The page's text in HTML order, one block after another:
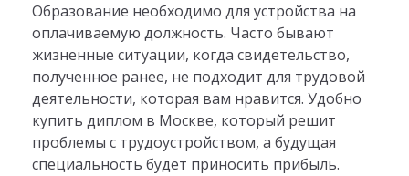
Образование необходимо для устройства на
оплачиваемую должность. Часто бывают
жизненные ситуации, когда свидетельство,
полученное ранее, не подходит для трудовой
деятельности, которая вам нравится. Удобно
купить диплом в Москве, который решит
проблемы с трудоустройством, а будущая
специальность будет приносить прибыль.